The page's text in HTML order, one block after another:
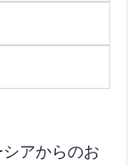
アからのお